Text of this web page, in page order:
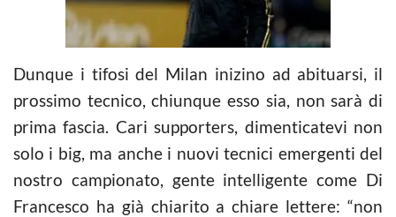
Dunque i tifosi del Milan inizino ad abituarsi, il
prossimo tecnico, chiunque esso sia, non sarà di
prima fascia. Cari supporters, dimenticatevi non
solo i big, ma anche i nuovi tecnici emergenti del
nostro campionato, gente intelligente come Di
Francesco ha già chiarito a chiare lettere: “non